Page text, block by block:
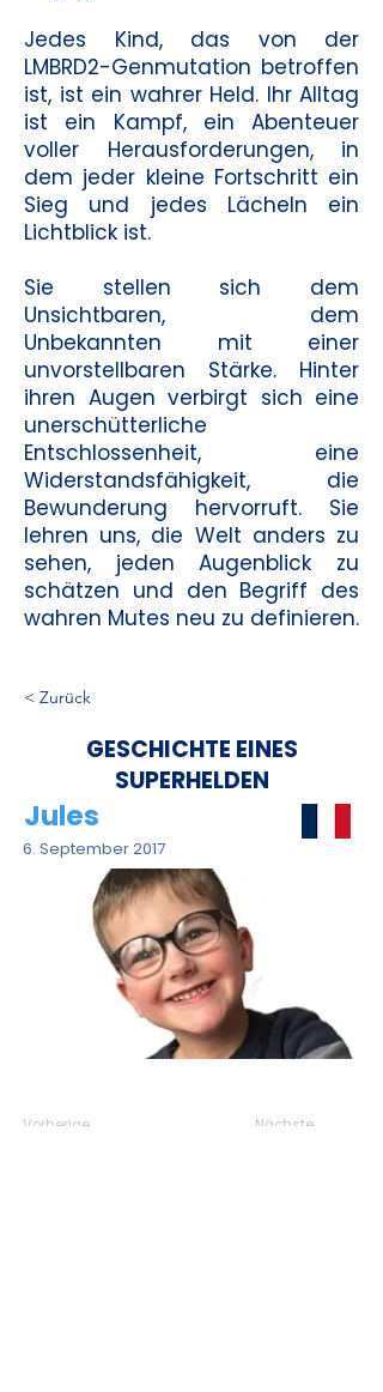
Jedes Kind, das von der
LMBRD2-Genmutation betroffen
ist, ist ein wahrer Held. Ihr Alltag
ist ein Kampf, ein Abenteuer
voller Herausforderungen, in
dem jeder kleine Fortschritt ein
Sieg und jedes Lächeln ein
Lichtblick ist.
Sie stellen sich dem
Unsichtbaren, dem
Unbekannten mit einer
unvorstellbaren Stärke. Hinter
ihren Augen verbirgt sich eine
unerschütterliche
Entschlossenheit, eine
Widerstandsfähigkeit, die
Bewunderung hervorruft. Sie
lehren uns, die Welt anders zu
sehen, jeden Augenblick zu
schätzen und den Begriff des
wahren Mutes neu zu definieren.
< Zurück
GESCHICHTE EINES
SUPERHELDEN
Jules
6. September 2017
Vorherige Nächste